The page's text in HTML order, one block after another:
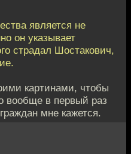
является не
он указывает
страдал Шостакович,
картинами, чтобы
вообще в первый раз
мне кажется.